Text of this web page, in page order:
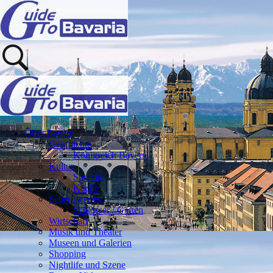
Über Bayern
Geschichte
Königreich Bayern
Kultur
Sprache
Küche
Sehenswertes
Schlösser / Gärten
Wirtschaft
Musik und Theater
Museen und Galerien
Shopping
Nightlife und Szene